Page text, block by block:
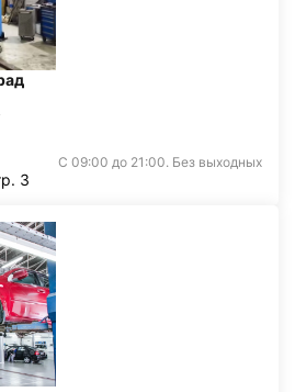
С 09:00 до 21:00. Без выходных
3